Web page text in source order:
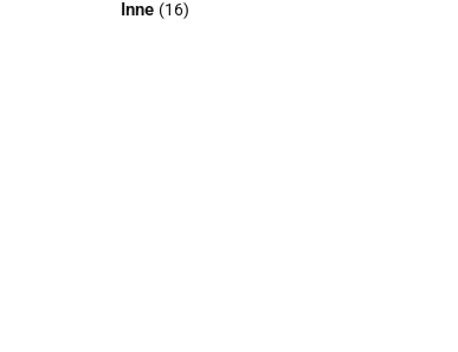
Inne (16)